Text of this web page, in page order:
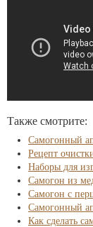
Также смотрите:
Самогонный
Рецепт
Наборы для
Самогон из
Самогон с
Самогонный
Как сделать